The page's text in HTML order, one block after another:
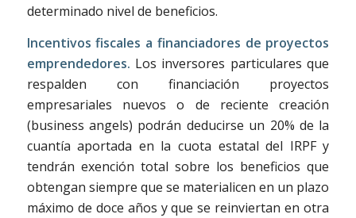
determinado nivel de beneficios.
Incentivos fiscales a financiadores de proyectos
emprendedores. Los inversores particulares que
respalden con financiación proyectos
empresariales nuevos o de reciente creación
(business angels) podrán deducirse un 20% de la
cuantía aportada en la cuota estatal del IRPF y
tendrán exención total sobre los beneficios que
obtengan siempre que se materialicen en un plazo
máximo de doce años y que se reinviertan en otra